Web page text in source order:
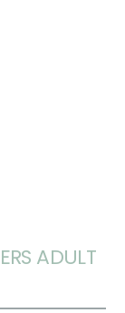
ADULT